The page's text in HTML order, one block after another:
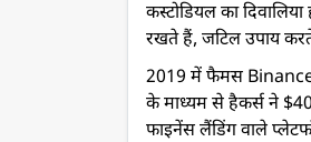
कस्टोडियल का
रखते हैं, जटिल उपाय
2019 में फैमस
के माध्यम से हैकर्स ने
फाइनेंस लैंडिंग वाले